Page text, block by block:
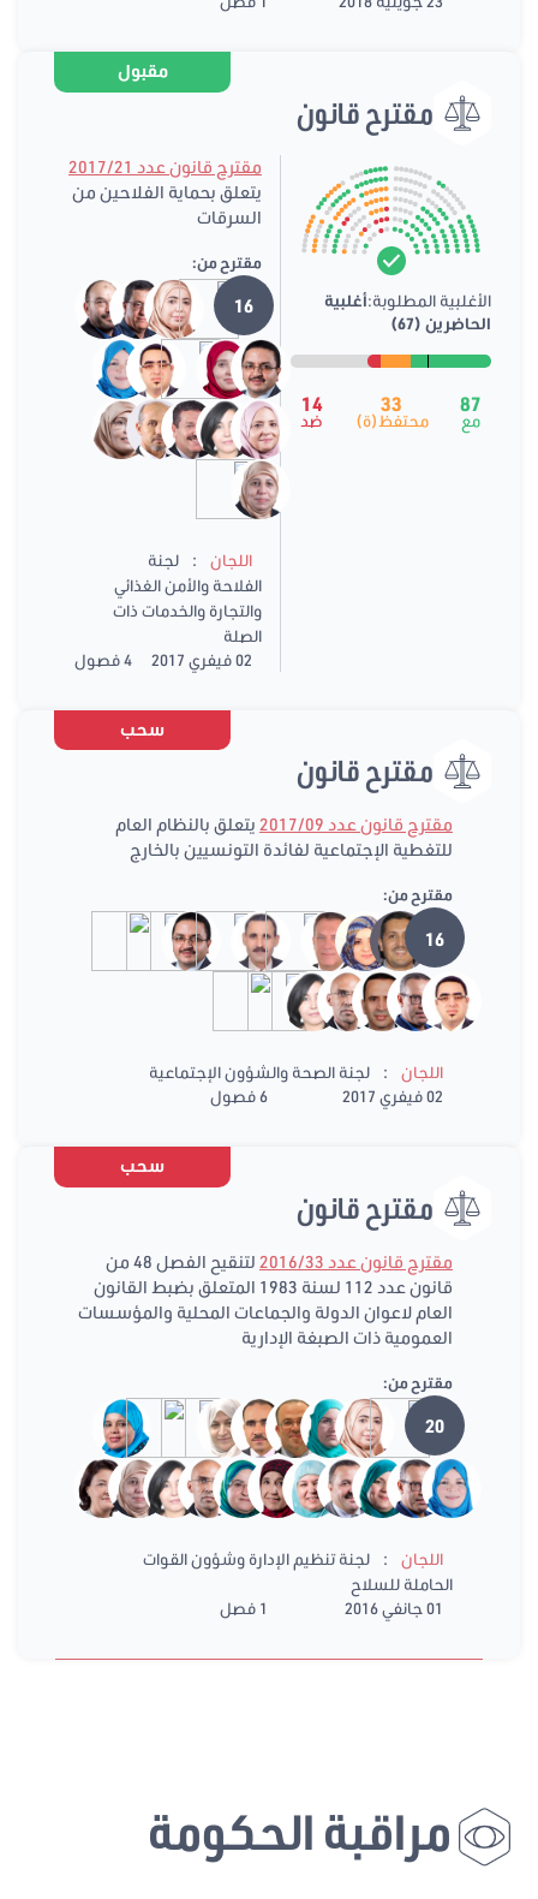
مقبول
مقترح قانون
الأغلبية المطلوبة:أغلبية
الحاضرين (67)
87
مع
33
محتفظ(ة)
14
ضد
مقترح قانون عدد 2017/21
يتعلق بحماية الفلاحين من
السرقات
مقترح من:
16
اللجان :
لجنة
الفلاحة والأمن الغذائي
والتجارة والخدمات ذات
الصلة
02 فيفري 2017
4 فصول
سحب
مقترح قانون
مقترح قانون عدد 2017/09
يتعلق بالنظام العام
للتغطية الإجتماعية لفائدة التونسيين بالخارج
مقترح من:
16
اللجان :
لجنة الصحة والشؤون الإجتماعية
02 فيفري 2017
6 فصول
سحب
مقترح قانون
مقترح قانون عدد 2016/33
لتنقيح الفصل 48 من
قانون عدد 112 لسنة 1983 المتعلق بضبط القانون
العام لاعوان الدولة والجماعات المحلية والمؤسسات
العمومية ذات الصبغة الإدارية
مقترح من:
20
اللجان :
لجنة تنظيم الإدارة وشؤون القوات
الحاملة للسلاح
01 جانفي 2016
1 فصل
مراقبة الحكومة